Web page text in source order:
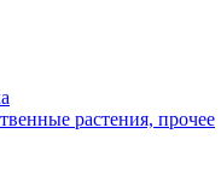
растения, прочее